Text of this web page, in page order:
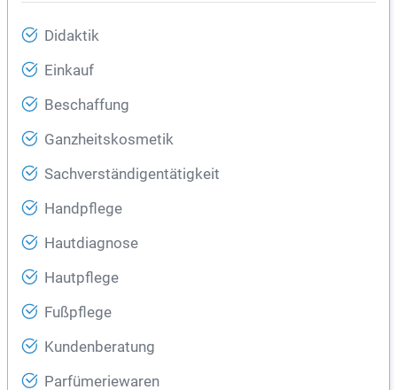
Didaktik
Einkauf
Beschaffung
Ganzheitskosmetik
Sachverständigentätigkeit
Handpflege
Hautdiagnose
Hautpflege
Fußpflege
Kundenberatung
Parfümeriewaren